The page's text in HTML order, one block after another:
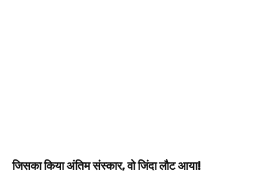
जिसका किया अंतिम संस्कार, वो जिंदा लौट आया!